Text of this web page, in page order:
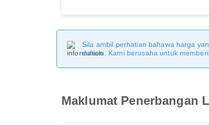
Sila ambil perhatian bahawa harga
dahulu. Kami berusaha untuk
Maklumat Penerbangan